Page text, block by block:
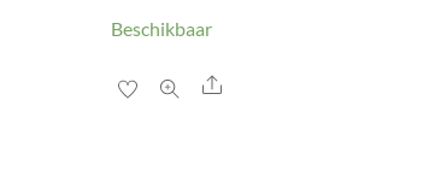
Beschikbaar
Share